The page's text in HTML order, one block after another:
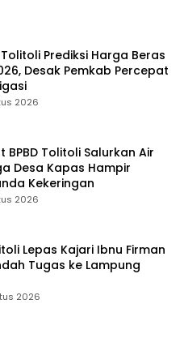
Prediksi Harga Beras
Desak Pemkab Percepat
2026
BPBD Tolitoli Salurkan Air
Desa Kapas Hampir
Kekeringan
2026
Lepas Kajari Ibnu Firman
Tugas ke Lampung
2026